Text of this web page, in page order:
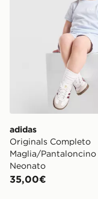
adidas
Originals Completo
Maglia/
Neonato
35,00€